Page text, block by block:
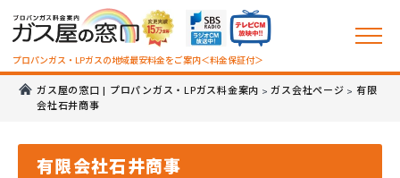
プロパンガス・LPガスの地域最安料金をご案内＜料金保証付＞
ガス屋の窓口 | プロパンガス・LPガス料金案内 >ガス会社ページ > 有限
会社石井商事
有限会社石井商事